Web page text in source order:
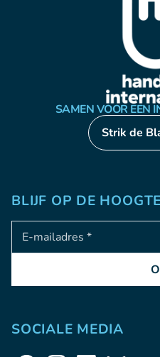
SAMEN VOOR EEN
Strik de
BLIJF OP DE HOOGTE
Adresse e-mail
SOCIALE MEDIA